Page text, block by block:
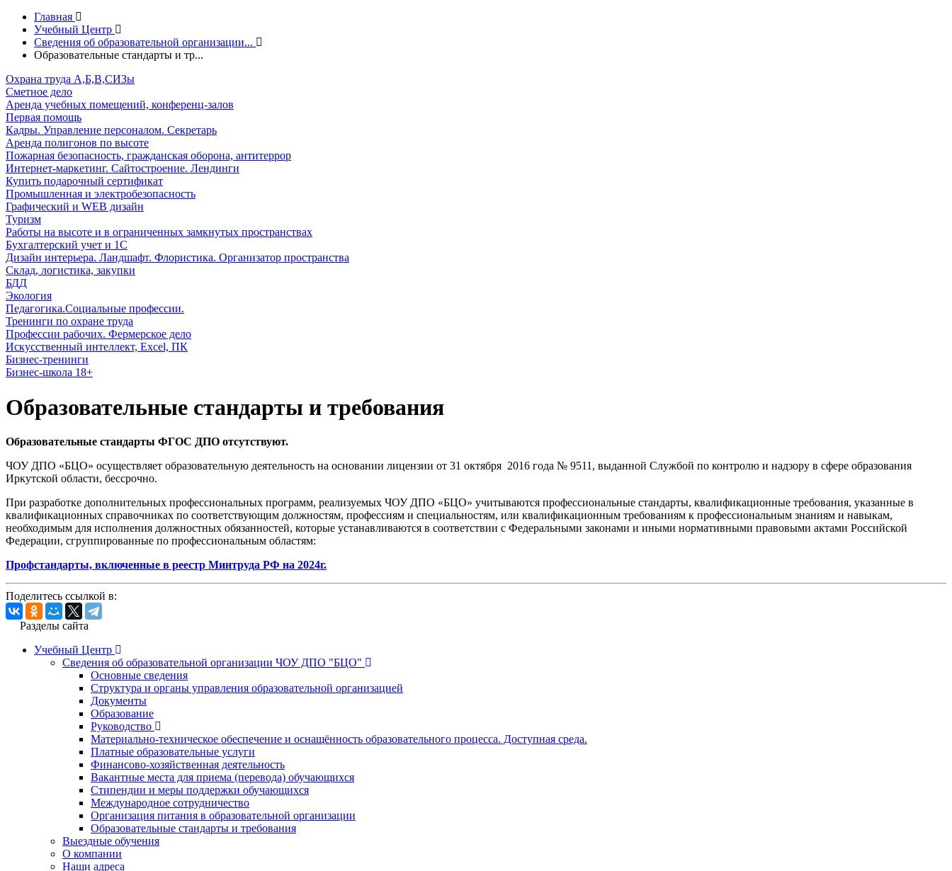
Главная
Учебный Центр
Сведения об образовательной организации...
Образовательные стандарты и тр...
Охрана труда А,Б,В,СИЗы
Сметное дело
Аренда учебных помещений, конференц-залов
Первая помощь
Кадры. Управление персоналом. Секретарь
Аренда полигонов по высоте
Пожарная безопасность, гражданская оборона, антитеррор
Интернет-маркетинг. Сайтостроение. Лендинги
Купить подарочный сертификат
Промышленная и электробезопасность
Графический и WEB дизайн
Туризм
Работы на высоте и в ограниченных замкнутых пространствах
Бухгалтерский учет и 1С
Дизайн интерьера. Ландшафт. Флористика. Организатор пространства
Склад, логистика, закупки
БДД
Экология
Педагогика.Социальные профессии.
Тренинги по охране труда
Профессии рабочих. Фермерское дело
Искусственный интеллект, Excel, ПК
Бизнес-тренинги
Бизнес-школа 18+
Образовательные стандарты и требования
Образовательные стандарты ФГОС ДПО отсутствуют.
ЧОУ ДПО «БЦО» осуществляет образовательную деятельность на основании лицензии от 31 октября 2016 года № 9511, выданной Службой по контролю и надзору в сфере образования
Иркутской области, бессрочно.
При разработке дополнительных профессиональных программ, реализуемых ЧОУ ДПО «БЦО» учитываются профессиональные стандарты, квалификационные требования, указанные в
квалификационных справочниках по соответствующим должностям, профессиям и специальностям, или квалификационным требованиям к профессиональным знаниям и навыкам,
необходимым для исполнения должностных обязанностей, которые устанавливаются в соответствии с Федеральными законами и иными нормативными правовыми актами Российской
Федерации, сгруппированные по профессиональным областям:
Профстандарты, включенные в реестр Минтруда РФ на 2024г.
Поделитесь ссылкой в:
Разделы сайта
Учебный Центр
Сведения об образовательной организации ЧОУ ДПО "БЦО"
Основные сведения
Структура и органы управления образовательной организацией
Документы
Образование
Руководство
Материально-техническое обеспечение и оснащённость образовательного процесса. Доступная среда.
Платные образовательные услуги
Финансово-хозяйственная деятельность
Вакантные места для приема (перевода) обучающихся
Стипендии и меры поддержки обучающихся
Международное сотрудничество
Организация питания в образовательной организации
Образовательные стандарты и требования
Выездные обучения
О компании
Наши адреса